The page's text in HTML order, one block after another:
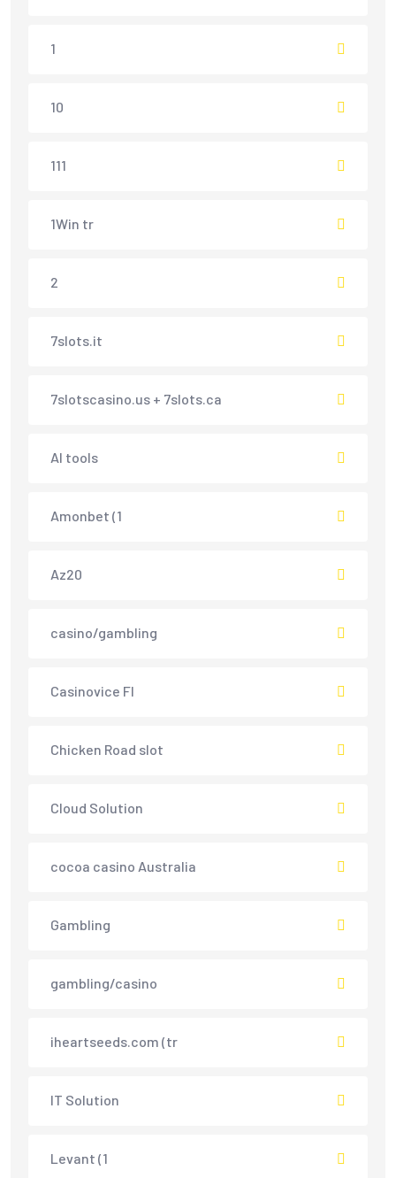
1
10
111
1Win tr
2
7slots.it
7slotscasino.us + 7slots.ca
AI tools
Amonbet (1
Az20
casino/gambling
Casinovice FI
Chicken Road slot
Cloud Solution
cocoa casino Australia
Gambling
gambling/casino
iheartseeds.com (tr
IT Solution
Levant (1